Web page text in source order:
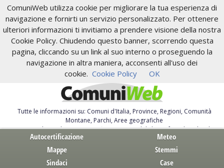
ComuniWeb utilizza cookie per migliorare la tua esperienza di
navigazione e fornirti un servizio personalizzato. Per ottenere
ulteriori informazioni ti invitiamo a prendere visione della nostra
Cookie Policy. Chiudendo questo banner, scorrendo questa
pagina, cliccando su un link al suo interno o proseguendo la
navigazione in altra maniera, acconsenti all'uso dei
cookie. Cookie Policy OK
Tutte le informazioni su: Comuni d'Italia, Province, Regioni, Comunità
Montane, Parchi, Aree geografiche
Servizi al Cittadino. Autocertificazione, moduli, leggi, free download
Autocertificazione
Meteo
Mappe
Stemmi
Sindaci
Case